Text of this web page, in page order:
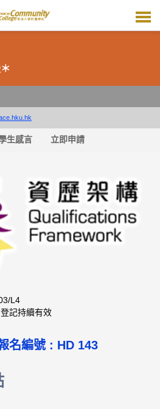
生感言 立即申請
L4
記持續有效
名編號 : HD 143